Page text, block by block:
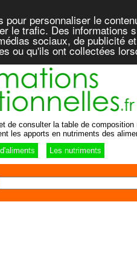
personnaliser le
le trafic. Des informations
sociaux, de publicité
ou qu'ils ont collectées
de consulter la table de
les apports en nutriments des
Les nutriments